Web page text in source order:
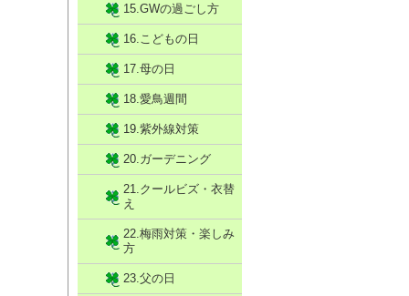
15.GWの過ごし方
16.こどもの日
17.母の日
18.愛鳥週間
19.紫外線対策
20.ガーデニング
21.クールビズ・衣替
え
22.梅雨対策・楽しみ
方
23.父の日